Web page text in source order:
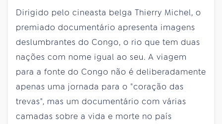
Dirigido pelo cineasta belga Thierry Michel, o
premiado documentário apresenta imagens
deslumbrantes do Congo, o rio que tem duas
nações com nome igual ao seu. A viagem
para a fonte do Congo não é deliberadamente
apenas uma jornada para o "coração das
trevas", mas um documentário com várias
camadas sobre a vida e morte no país